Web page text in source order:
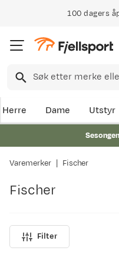
100 dagers
Herre Dame Utstyr
Varemerker Fischer
Fischer
Filter